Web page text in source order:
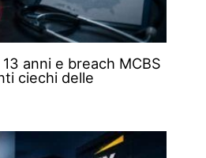
anni e breach MCBS
ciechi delle